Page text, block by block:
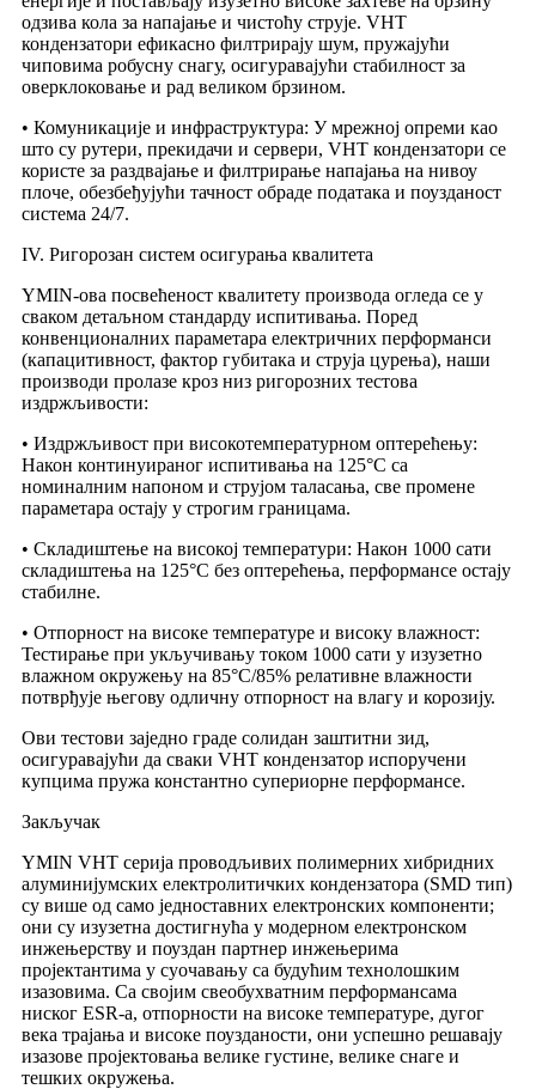
одзива кола за напајање и чистоћу струје. VHT
кондензатори ефикасно филтрирају шум, пружајући
чиповима робусну снагу, осигуравајући стабилност за
оверклоковање и рад великом брзином.
• Комуникације и инфраструктура: У мрежној опреми као
што су рутери, прекидачи и сервери, VHT кондензатори се
користе за раздвајање и филтрирање напајања на нивоу
плоче, обезбеђујући тачност обраде података и поузданост
система 24/7.
IV. Ригорозан систем осигурања квалитета
YMIN-ова посвећеност квалитету производа огледа се у
сваком детаљном стандарду испитивања. Поред
конвенционалних параметара електричних перформанси
(капацитивност, фактор губитака и струја цурења), наши
производи пролазе кроз низ ригорозних тестова
издржљивости:
• Издржљивост при високотемпературном оптерећењу:
Након континуираног испитивања на 125°C са
номиналним напоном и струјом таласања, све промене
параметара остају у строгим границама.
• Складиштење на високој температури: Након 1000 сати
складиштења на 125°C без оптерећења, перформансе остају
стабилне.
• Отпорност на високе температуре и високу влажност:
Тестирање при укључивању током 1000 сати у изузетно
влажном окружењу на 85°C/85% релативне влажности
потврђује његову одличну отпорност на влагу и корозију.
Ови тестови заједно граде солидан заштитни зид,
осигуравајући да сваки VHT кондензатор испоручени
купцима пружа константно супериорне перформансе.
Закључак
YMIN VHT серија проводљивих полимерних хибридних
алуминијумских електролитичких кондензатора (SMD тип)
су више од само једноставних електронских компоненти;
они су изузетна достигнућа у модерном електронском
инжењерству и поуздан партнер инжењерима
пројектантима у суочавању са будућим технолошким
изазовима. Са својим свеобухватним перформансама
ниског ESR-а, отпорности на високе температуре, дугог
века трајања и високе поузданости, они успешно решавају
изазове пројектовања велике густине, велике снаге и
тешких окружења.